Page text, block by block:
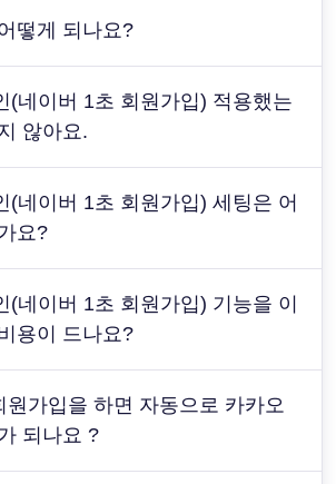
떻게 되나요?
(네이버 1초 회원가입) 적용했는
않아요.
(네이버 1초 회원가입) 세팅은 어
요?
(네이버 1초 회원가입) 기능을 이
용이 드나요?
원가입을 하면 자동으로 카카오
되나요 ?